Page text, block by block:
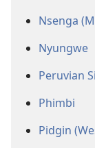
Nsenga
Nyungwe
Peruvian
Phimbi
Pidgin